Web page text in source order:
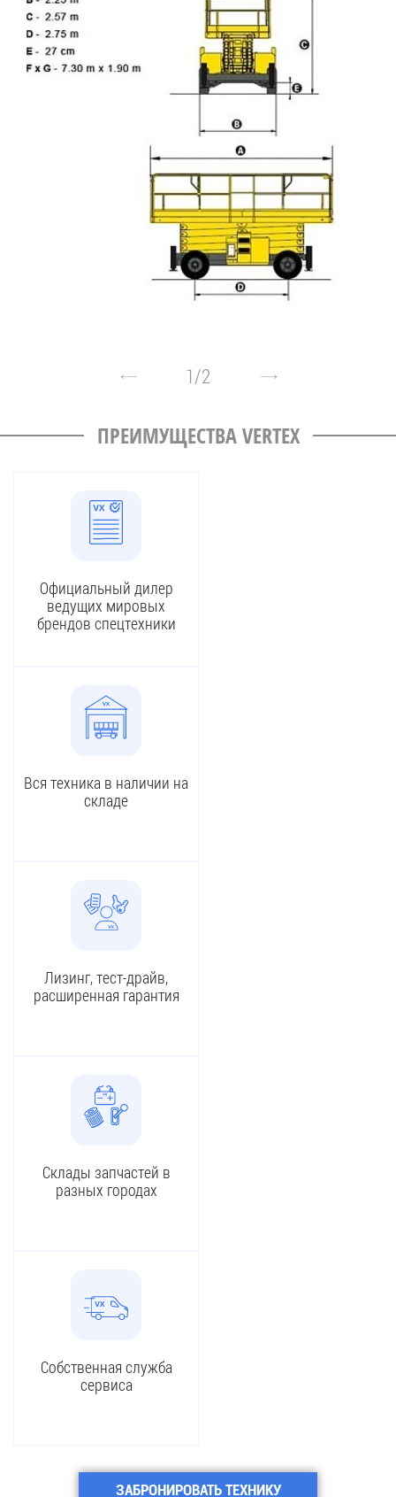
1/2
ПРЕИМУЩЕСТВА VERTEX
Официальный дилер
ведущих мировых
брендов спецтехники
Вся техника в наличии на
складе
Лизинг, тест-драйв,
расширенная гарантия
Склады запчастей в
разных городах
Собственная служба
сервиса
ЗАБРОНИРОВАТЬ ТЕХНИКУ